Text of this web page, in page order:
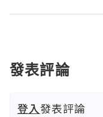
發表評論
登入發表評論